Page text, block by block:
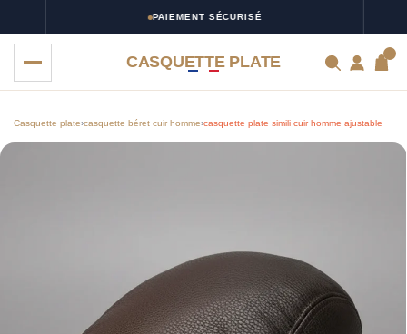
PAIEMENT SÉCURISÉ
CASQUETTE PLATE
Casquette plate›casquette béret cuir homme›casquette plate simili cuir homme ajustable